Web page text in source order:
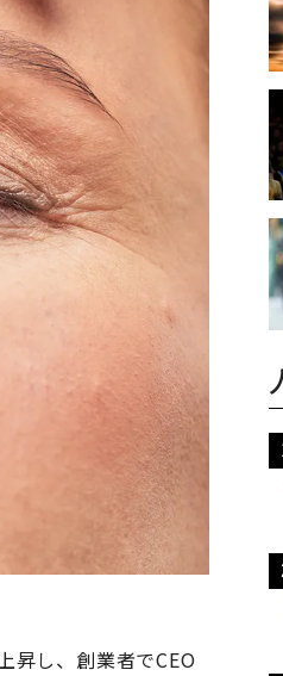
昇し、創業者でCEO